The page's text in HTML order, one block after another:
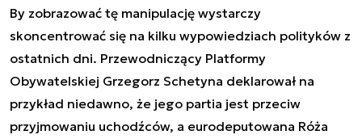
By zobrazować tę manipulację wystarczy
skoncentrować się na kilku wypowiedziach polityków z
ostatnich dni. Przewodniczący Platformy
Obywatelskiej Grzegorz Schetyna deklarował na
przykład niedawno, że jego partia jest przeciw
przyjmowaniu uchodźców, a eurodeputowana Róża